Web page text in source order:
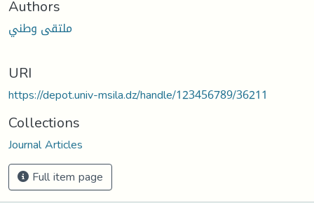
Authors
ملتقى وطني
URI
https://depot.univ-msila.dz/handle/123456789/36211
Collections
Journal Articles
Full item page